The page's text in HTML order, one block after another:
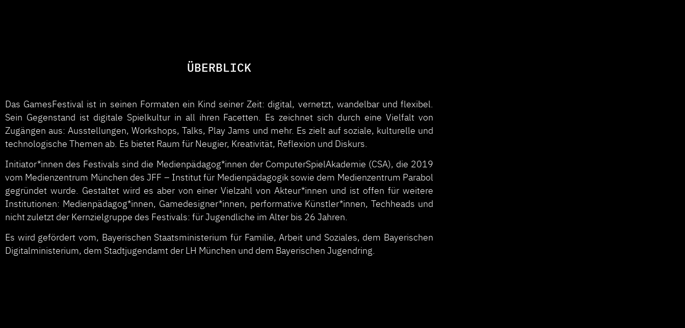
ÜBERBLICK
Das GamesFestival ist in seinen Formaten ein Kind seiner Zeit: digital, vernetzt, wandelbar und flexibel.
Sein Gegenstand ist digitale Spielkultur in all ihren Facetten. Es zeichnet sich durch eine Vielfalt von
Zugängen aus: Ausstellungen, Workshops, Talks, Play Jams und mehr. Es zielt auf soziale, kulturelle und
technologische Themen ab. Es bietet Raum für Neugier, Kreativität, Reflexion und Diskurs.
Initiator*innen des Festivals sind die Medienpädagog*innen der ComputerSpielAkademie (CSA), die 2019
vom Medienzentrum München des JFF – Institut für Medienpädagogik sowie dem Medienzentrum Parabol
gegründet wurde. Gestaltet wird es aber von einer Vielzahl von Akteur*innen und ist offen für weitere
Institutionen: Medienpädagog*innen, Gamedesigner*innen, performative Künstler*innen, Techheads und
nicht zuletzt der Kernzielgruppe des Festivals: für Jugendliche im Alter bis 26 Jahren.
Es wird gefördert vom, Bayerischen Staatsministerium für Familie, Arbeit und Soziales, dem Bayerischen
Digitalministerium, dem Stadtjugendamt der LH München und dem Bayerischen Jugendring.